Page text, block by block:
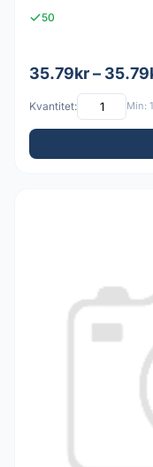
50
35.79kr –
Kvantitet: Min: 1